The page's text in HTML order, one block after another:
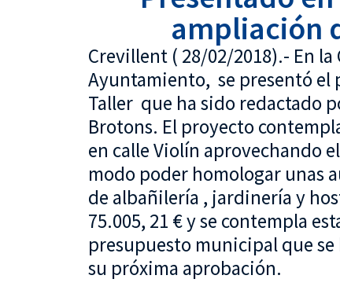
ampliación
Crevillent ( 28/02/2018).- En
Ayuntamiento, se presentó el
Taller que ha sido redactado
Brotons. El proyecto
en calle Violín aprovechando
modo poder homologar unas
de albañilería , jardinería y
75.005, 21 € y se contempla
presupuesto municipal que
su próxima aprobación.